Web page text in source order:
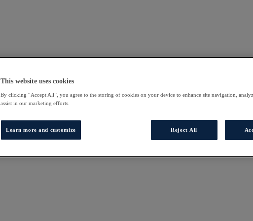
This website uses cookies
By clicking “Accept All”, you agree to the storing of cookies on your device to enhance site navigation,
assist in our marketing efforts.
Learn more and customize Reject All